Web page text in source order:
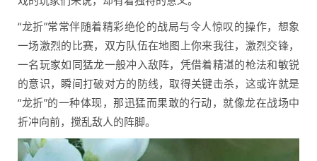
“龙折”常常伴随着精彩绝伦的战局与令人惊叹的操作，想象
一场激烈的比赛，双方队伍在地图上你来我往，激烈交锋，
一名玩家如同猛龙一般冲入敌阵，凭借着精湛的枪法和敏锐
的意识，瞬间打破对方的防线，取得关键击杀，这或许就是
“龙折”的一种体现，那迅猛而果敢的行动，就像龙在战场中
折冲向前，搅乱敌人的阵脚。